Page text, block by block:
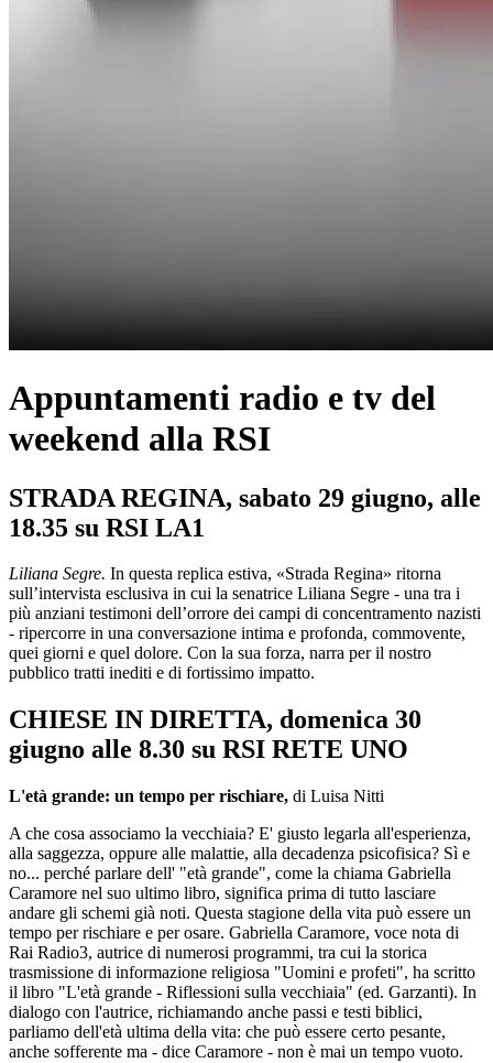
Appuntamenti radio e tv del
weekend alla RSI
STRADA REGINA, sabato 29 giugno, alle
18.35 su RSI LA1
Liliana Segre. In questa replica estiva, «Strada Regina» ritorna
sull’intervista esclusiva in cui la senatrice Liliana Segre - una tra i
più anziani testimoni dell’orrore dei campi di concentramento nazisti
- ripercorre in una conversazione intima e profonda, commovente,
quei giorni e quel dolore. Con la sua forza, narra per il nostro
pubblico tratti inediti e di fortissimo impatto.
CHIESE IN DIRETTA, domenica 30
giugno alle 8.30 su RSI RETE UNO
L'età grande: un tempo per rischiare, di Luisa Nitti
A che cosa associamo la vecchiaia? E' giusto legarla all'esperienza,
alla saggezza, oppure alle malattie, alla decadenza psicofisica? Sì e
no... perché parlare dell' "età grande", come la chiama Gabriella
Caramore nel suo ultimo libro, significa prima di tutto lasciare
andare gli schemi già noti. Questa stagione della vita può essere un
tempo per rischiare e per osare. Gabriella Caramore, voce nota di
Rai Radio3, autrice di numerosi programmi, tra cui la storica
trasmissione di informazione religiosa "Uomini e profeti", ha scritto
il libro "L'età grande - Riflessioni sulla vecchiaia" (ed. Garzanti). In
dialogo con l'autrice, richiamando anche passi e testi biblici,
parliamo dell'età ultima della vita: che può essere certo pesante,
anche sofferente ma - dice Caramore - non è mai un tempo vuoto.